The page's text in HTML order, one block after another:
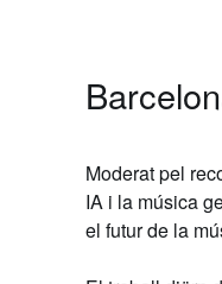
Moderat pel
IA i la música
el futur de la